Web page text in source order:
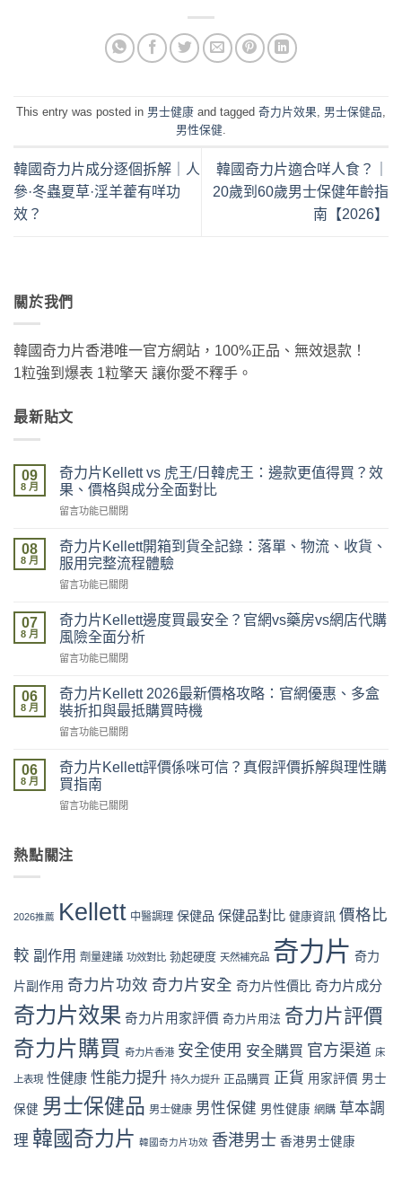
This entry was posted in 男士健康 and tagged 奇力片效果 男士保健品
男性保健
韓國奇力片成分逐個拆解｜人
參·冬蟲夏草·淫羊藿有咩功
效？
韓國奇力片適合咩人食？｜
20歲到60歲男士保健年齡指
南【2026】
關於我們
韓國奇力片香港唯一官方網站，100%正品、無效退款！
1粒強到爆表 1粒擎天 讓你愛不釋手。
最新貼文
09
8 月
奇力片Kellett vs 虎王/日韓虎王：邊款更值得買？效
果、價格與成分全面對比
在
力
片
Kellett
vs
王/
日
韓
虎
邊
款
值
買？
效
果、
與
成
面
對
中
留言功能已關閉
08
8 月
奇力片Kellett開箱到貨全記錄：落單、物流、收貨、
服用完整流程體驗
在
力
片
Kellett
開
到
貨
全
記
落
單、
流、
服
整
流
體
驗〉
中
留言功能已關閉
07
8 月
奇力片Kellett邊度買最安全？官網vs藥房vs網店代購
風險全面分析
在
力
片
Kellett
邊
買
最
安
全？
vs
vs
網
代
購
險
全
面
分
析〉
中
留言功能已關閉
06
8 月
奇力片Kellett 2026最新價格攻略：官網優惠、多盒
裝折扣與最抵購買時機
在
力
片
Kellett
2026
價
官
惠、
盒
裝
折
扣
與
抵
購
買
時
機〉
留言功能已關閉
06
8 月
奇力片Kellett評價係咪可信？真假評價拆解與理性購
買指南
在
片
Kellett
係
信？
假
評
價
解
理
性
購
指
留言功能已關閉
熱點關注
2026推薦 Kellett 中醫調理 保健品 保健品對比 健康資訊 價格比
較 副作用 劑量建議 功效對比 勃起硬度 天然補充品 奇力片 奇力
片副作用 奇力片功效 奇力片安全 奇力片性價比 奇力片成分
奇力片效果 奇力片用家評價 奇力片用法 奇力片評價
奇力片購買 奇力片香港 安全使用 安全購買 官方渠道 床
上表現 性健康 性能力提升 持久力提升 正品購買 正貨 用家評價 男士
保健 男士保健品 男士健康 男性保健 男性健康 網購 草本調
理 韓國奇力片 韓國奇力片功效 香港男士 香港男士健康